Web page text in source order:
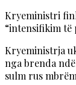
Kryeministri
“intensifikim të
Kryeministrja
nga brenda
sulm rus